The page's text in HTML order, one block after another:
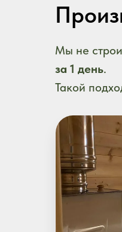
Мы не
за 1 день.
Такой